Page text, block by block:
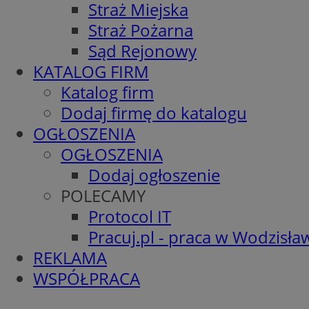
Straż Miejska
Straż Pożarna
Sąd Rejonowy
KATALOG FIRM
Katalog firm
Dodaj firmę do katalogu
OGŁOSZENIA
OGŁOSZENIA
Dodaj ogłoszenie
POLECAMY
Protocol IT
Pracuj.pl - praca w
REKLAMA
WSPÓŁPRACA